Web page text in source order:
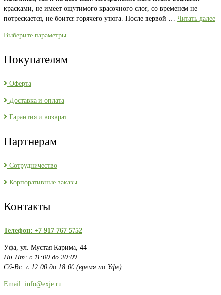
красками, не имеет ощутимого красочного слоя, со временем не
потрескается, не боится горячего утюга. После первой … Читать далее
Выберите параметры
Покупателям
Оферта
Доставка и оплата
Гарантия и возврат
Партнерам
Сотрудничество
Корпоративные заказы
Контакты
Телефон: +7 917 767 5752
Уфа, ул. Мустая Карима, 44
Пн-Пт: с 11:00 до 20:00
Сб-Вс: с 12:00 до 18:00 (время по Уфе)
Email: info@exje.ru